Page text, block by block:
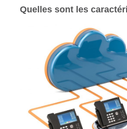
Quelles sont les